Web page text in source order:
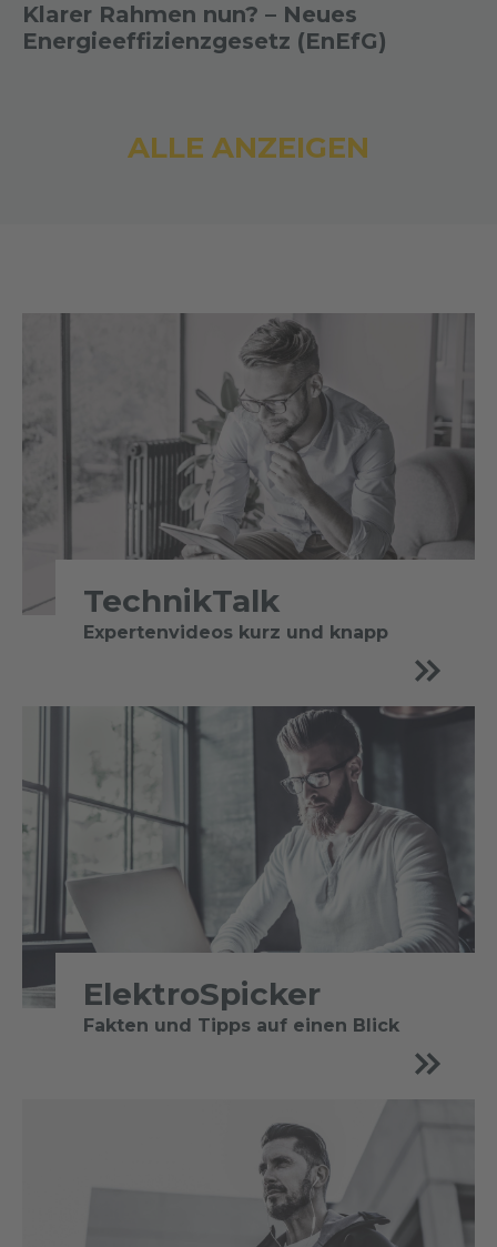
Klarer Rahmen nun? – Neues
Energieeffizienzgesetz (EnEfG)
ALLE ANZEIGEN
TechnikTalk
Expertenvideos kurz und knapp
ElektroSpicker
Fakten und Tipps auf einen Blick